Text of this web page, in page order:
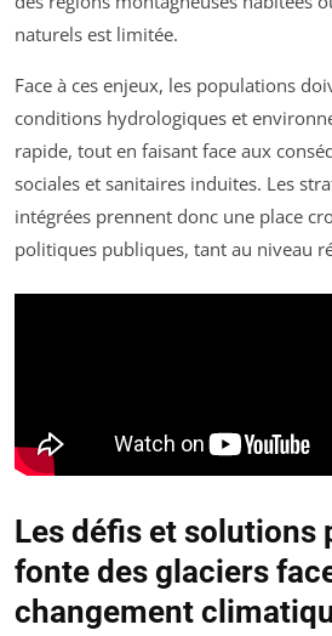
naturels est limitée.
Face à ces enjeux, les populations
conditions hydrologiques et
rapide, tout en faisant face aux
sociales et sanitaires induites. Les
intégrées prennent donc une place
politiques publiques, tant au niveau
Les défis et solutions
fonte des glaciers
changement